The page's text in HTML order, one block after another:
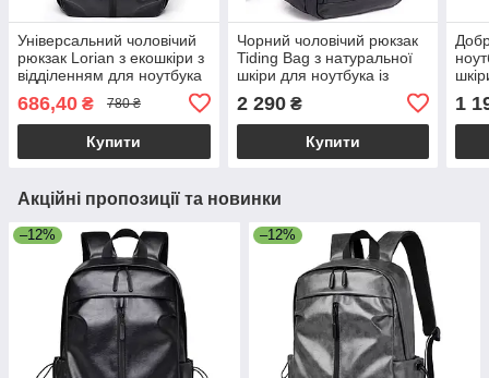
Універсальний чоловічий
рюкзак Lorian з екошкіри з
відділенням для ноутбука
водонепроникний чорний
LR 4328 BK
686,40 ₴ 780 ₴
Купити
Чорний чоловічий рюкзак
Tiding Bag з натуральної
шкіри для ноутбука із
2 290₴
Купити
1
Акційні пропозиції та новинки
–12% –12%